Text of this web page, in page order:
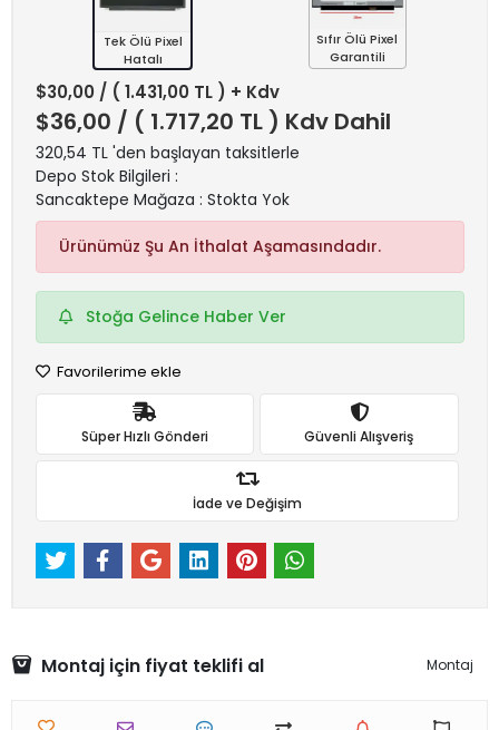
Tek Ölü Pixel
Hatalı
Sıfır Ölü Pixel
Garantili
$30,00 / ( 1.431,00 TL ) + Kdv
$36,00 / ( 1.717,20 TL ) Kdv Dahil
320,54 TL 'den başlayan taksitlerle
Depo Stok Bilgileri :
Sancaktepe Mağaza : Stokta Yok
Ürünümüz Şu An İthalat Aşamasındadır.
Stoğa Gelince Haber Ver
Favorilerime ekle
Süper Hızlı Gönderi Güvenli Alışveriş
İade ve Değişim
Montaj için fiyat teklifi al Montaj